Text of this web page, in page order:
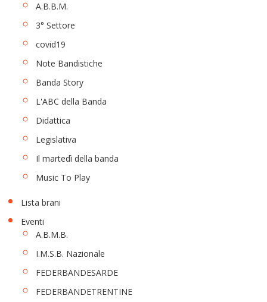
A.B.B.M.
3° Settore
covid19
Note Bandistiche
Banda Story
L'ABC della Banda
Didattica
Legislativa
Il martedì della banda
Music To Play
Lista brani
Eventi
A.B.M.B.
I.M.S.B. Nazionale
FEDERBANDESARDE
FEDERBANDETRENTINE